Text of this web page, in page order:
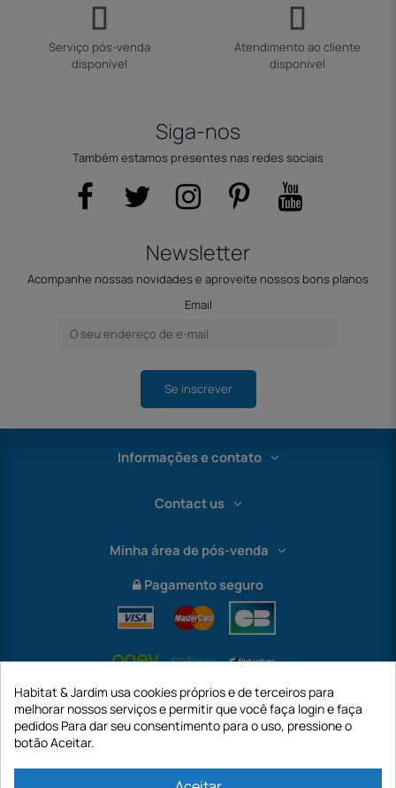
Serviço pós-venda
disponível
Atendimento ao cliente
disponível
Siga-nos
Também estamos presentes nas redes sociais
Newsletter
Acompanhe nossas novidades e aproveite nossos bons planos
Email
Se inscrever
Informações e contato
Contact us
Minha área de pós-venda
Pagamento seguro
Habitat & Jardim usa cookies próprios e de terceiros para
melhorar nossos serviços e permitir que você faça login e faça
pedidos Para dar seu consentimento para o uso, pressione o
botão Aceitar.